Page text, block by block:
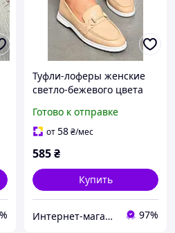
Туфли-лоферы женские
светло-бежевого цвета
Готово к отправке
от58₴/мес
585₴
Купить
Интернет-магазин Minimalka.com - минимальные цены на одежду и обувь, нижнее белье и другие товары 97%